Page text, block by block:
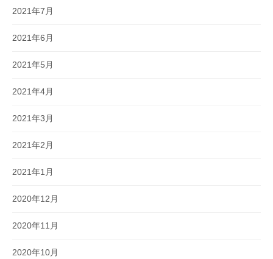
2021年7月
2021年6月
2021年5月
2021年4月
2021年3月
2021年2月
2021年1月
2020年12月
2020年11月
2020年10月